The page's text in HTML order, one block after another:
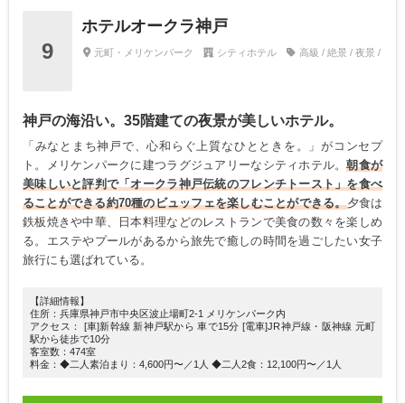
9
ホテルオークラ神戸
元町・メリケンパーク シティホテル 高級 / 絶景 / 夜景 /
神戸の海沿い。35階建ての夜景が美しいホテル。
「みなとまち神戸で、心和らぐ上質なひとときを。」がコンセプ
ト。メリケンパークに建つラグジュアリーなシティホテル。朝食が
美味しいと評判で「オークラ神戸伝統のフレンチトースト」を食べ
ることができる約70種のビュッフェを楽しむことができる。夕食は
鉄板焼きや中華、日本料理などのレストランで美食の数々を楽しめ
る。エステやプールがあるから旅先で癒しの時間を過ごしたい女子
旅行にも選ばれている。
【詳細情報】
住所：兵庫県神戸市中央区波止場町2-1 メリケンパーク内
アクセス： [車]新幹線 新神戸駅から 車で15分 [電車]JR神戸線・阪神線 元町
駅から徒歩で10分
客室数：474室
料金：◆二人素泊まり：4,600円〜／1人 ◆二人2食：12,100円〜／1人